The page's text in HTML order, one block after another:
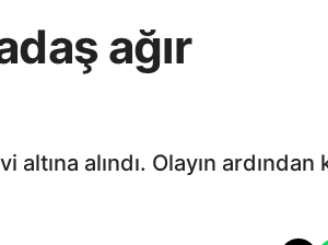
ağır
alındı. Olayın ardından